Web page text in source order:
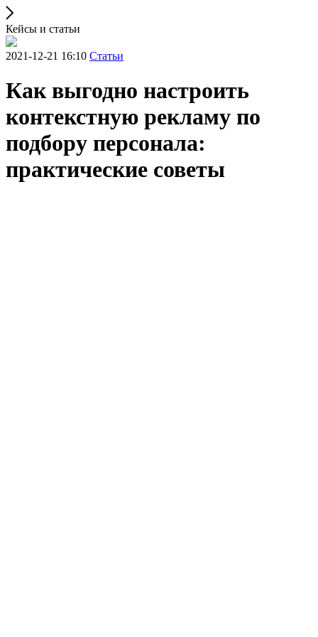
Кейсы и статьи
2021-12-21 16:10 Статьи
Как выгодно настроить
контекстную рекламу по
подбору персонала:
практические советы